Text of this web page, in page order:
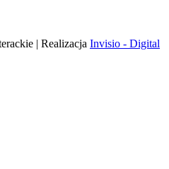
| Realizacja Invisio - Digital